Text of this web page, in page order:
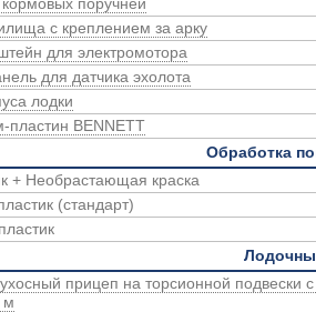
с креплением за арку
для электромотора
для датчика эхолота
лодки
пластин BENNETT
Обработка
+ Необрастающая краска
(стандарт)
прицеп на торсионной подвески
м